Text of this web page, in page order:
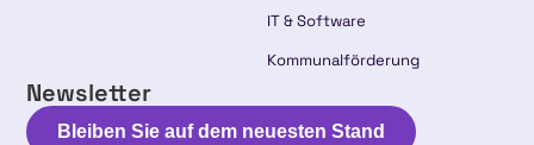
IT & Software
Kommunalförderung
Newsletter
Bleiben Sie auf dem neuesten Stand